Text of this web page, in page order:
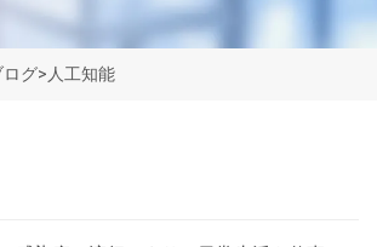
ログ> 人工知能